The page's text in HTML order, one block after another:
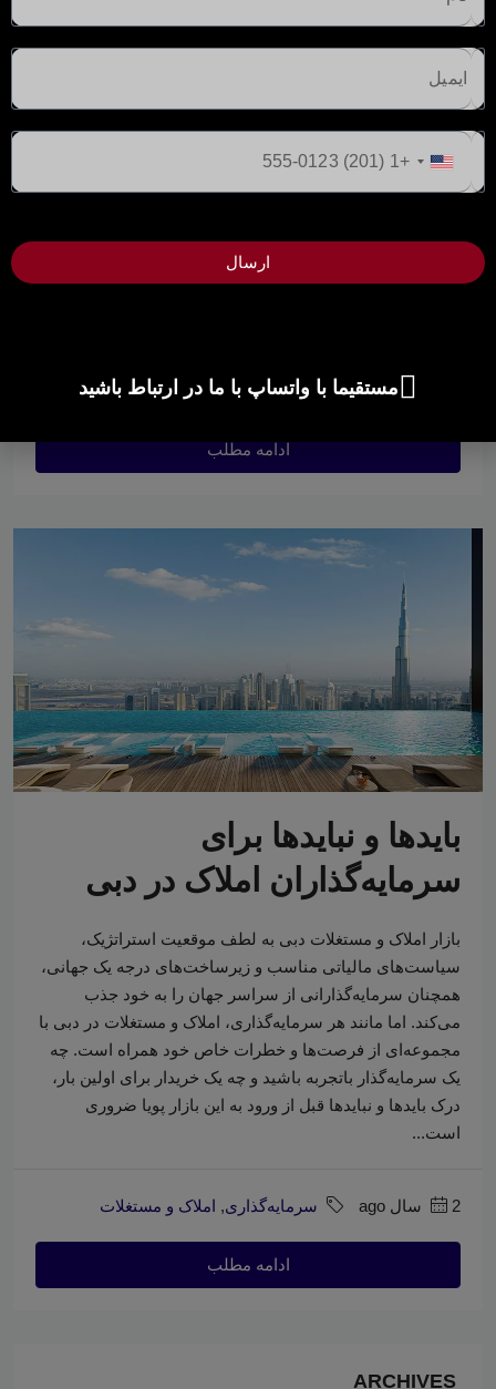
مناطق برتر دبی برای سرمایه
گذاری در سال 2025
آن را به مقصدی جذاب برای سرمایه‌گذاری در املاک و
مناطق پیشرو در دبی برای سرمایه‌گذاری آورده شده است:
مرکز شهر دبی: این منطقه پر جنب و جوش، محل قرارگیری
سرمایه‌گذاری
ادامه مطلب
بایدها و نبایدها برای
سرمایه‌گذاران املاک در دبی
بازار املاک و مستغلات دبی به لطف موقعیت استراتژیک،
سیاست‌های مالیاتی مناسب و زیرساخت‌های درجه یک جهانی،
همچنان سرمایه‌گذارانی از سراسر جهان را به خود جذب
می‌کند. اما مانند هر سرمایه‌گذاری، املاک و مستغلات در دبی با
مجموعه‌ای از فرصت‌ها و خطرات خاص خود همراه است. چه
یک سرمایه‌گذار باتجربه باشید و چه یک خریدار برای اولین بار،
درک بایدها و نبایدها قبل از ورود به این بازار پویا ضروری
است...
2 سال ago سرمایه‌گذاری, املاک و مستغلات
ادامه مطلب
ARCHIVES
ایالات
متحده
ارسال
مستقیما با واتساپ با ما در ارتباط باشید